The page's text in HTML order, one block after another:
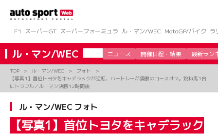
ツ
へ
ス
キ
F1 スーパーGT スーパーフォーミュラ ル・マン/WEC MotoGP/バイク ラ
ル・マン/WEC ニュース 開催日程・結果 最新ラン
TOP ル・マン/WEC
フォト
【写真1】首位トヨタをキャデラックが逆転、ハートレーが痛恨のコースオフ。跳ね馬1台
にトラブル／ル・マン決勝12時間後
ル・マン/WEC フォト
【写真1】首位トヨタをキャデラック